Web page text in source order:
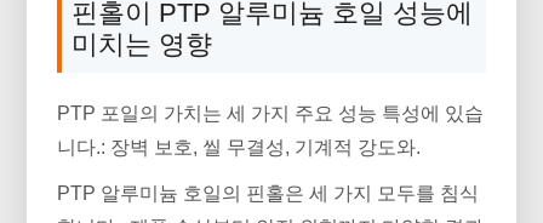
핀홀이 PTP 알루미늄 호일 성능에
미치는 영향
PTP 포일의 가치는 세 가지 주요 성능 특성에 있습
니다.: 장벽 보호, 씰 무결성, 기계적 강도와.
PTP 알루미늄 호일의 핀홀은 세 가지 모두를 침식